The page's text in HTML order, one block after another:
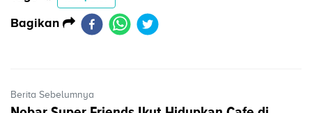
Bagikan
Berita Sebelumnya